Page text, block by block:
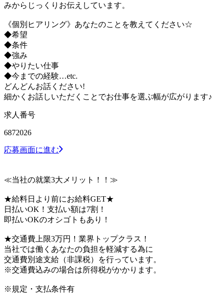
みからじっくりお伝えしています。
《個別ヒアリング》あなたのことを教えてください☆
◆希望
◆条件
◆強み
◆やりたい仕事
◆今までの経験…etc.
どんどんお話ください!
細かくお話しいただくことでお仕事を選ぶ幅が広がります♪
求人番号
6872026
応募画面に進む
≪当社の就業3大メリット！！≫
★給料日より前にお給料GET★
日払いOK！支払い額は7割！
即払いOKのオシゴトもあり！
★交通費上限3万円！業界トップクラス！
当社では働くあなたの負担を軽減する為に
交通費別途支給（非課税）を行っています。
※交通費込みの場合は所得税がかかります。
※規定・支払条件有